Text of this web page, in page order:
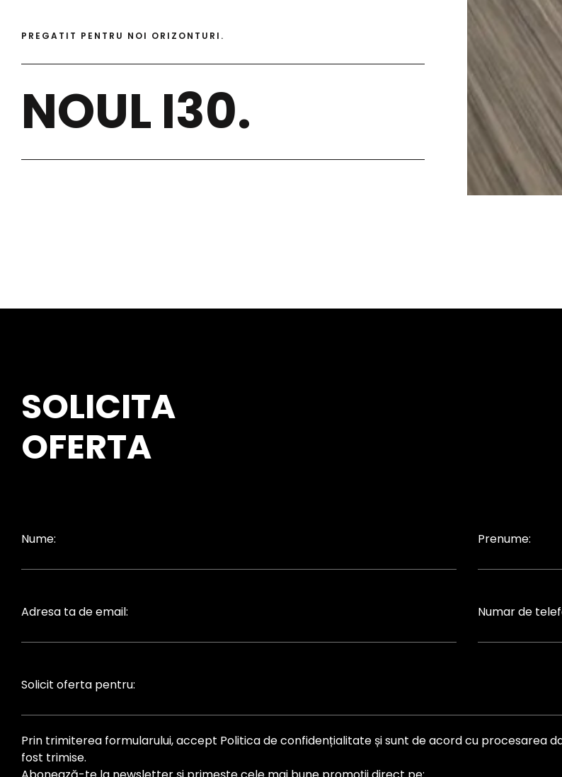
PREGATIT PENTRU NOI ORIZONTURI.
NOUL I30.
SOLICITA
OFERTA
Nume: Prenume:
Adresa ta de email: Numar de
Solicit oferta pentru:
Prin trimiterea formularului, accept Politica de confidențialitate și sunt de acord cu procesarea
fost trimise.